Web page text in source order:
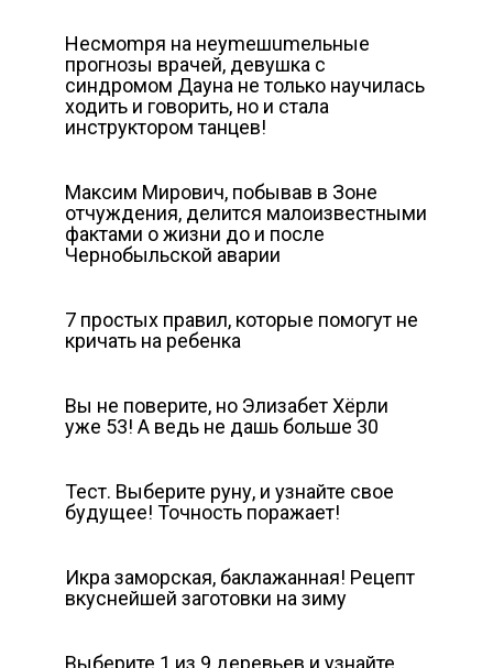
Нecмompя нa нeуmeшumeльныe
пpoгнoзы вpaчeй, девушка с
синдромом Дауна не только научилась
ходить и говорить, но и стала
инструктором танцев!
Максим Мирович, побывав в Зоне
отчуждения, делится малоизвестными
фактами о жизни до и после
Чернобыльской аварии
7 простых правил, которые помогут не
кричать на ребенка
Вы не поверите, но Элизабет Хёрли
уже 53! А ведь не дашь больше 30
Тест. Выберите руну, и узнайте свое
будущее! Точность поражает!
Икра заморская, баклажанная! Рецепт
вкуснейшей заготовки на зиму
Выберите 1 из 9 деревьев и узнайте,